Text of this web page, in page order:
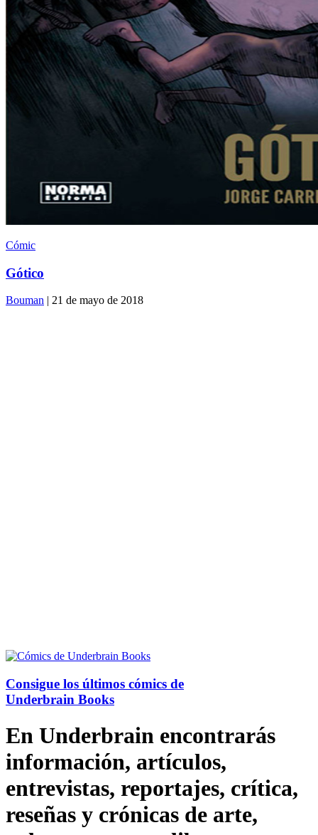
Cómic
Gótico
Bouman | 21 de mayo de 2018
Consigue los últimos cómics de
Underbrain Books
En Underbrain encontrarás
información, artículos,
entrevistas, reportajes, crítica,
reseñas y crónicas de arte,